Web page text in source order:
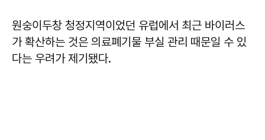
원숭이두창 청정지역이었던 유럽에서 최근 바이러스
가 확산하는 것은 의료폐기물 부실 관리 때문일 수 있
다는 우려가 제기됐다.